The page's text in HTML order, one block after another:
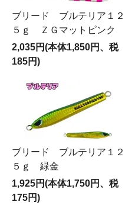
ブリード ブルテリア１２
５ｇ ＺＧマットピンク
2,035円(本体1,850円、税
185円)
ブリード ブルテリア１２
５ｇ 緑金
1,925円(本体1,750円、税
175円)